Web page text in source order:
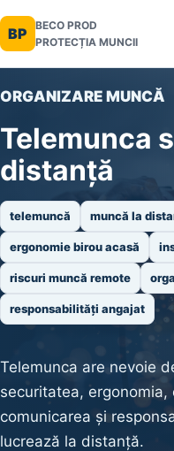
BP
BECO PROD
PROTECȚIA MUNCII
ORGANIZARE MUNCĂ
Telemunca
distanță
telemuncă muncă la
ergonomie birou acasă
riscuri muncă remote
responsabilități angajat
Telemunca are nevoie
securitatea,
comunicarea și
lucrează la distanță.